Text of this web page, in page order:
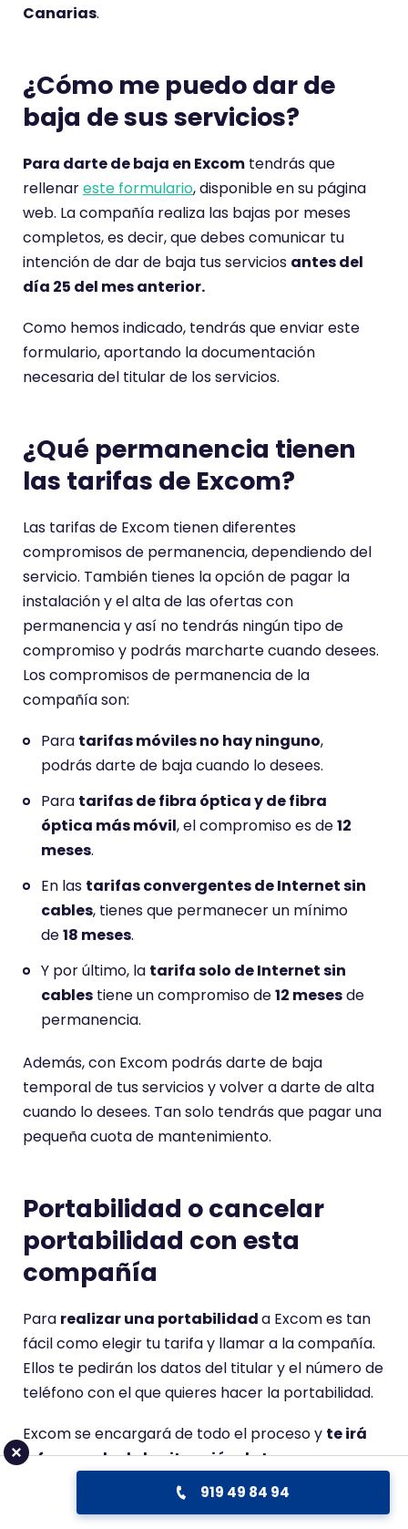
919 49 84 94
Canarias.
¿Cómo me puedo dar de
baja de sus servicios?
Para darte de baja en Excom tendrás que
rellenareste formulario, disponible en su página
web. La compañía realiza las bajas por meses
completos, es decir, que debes comunicar tu
intención de dar de baja tus servicios antes del
día 25 del mes anterior.
Como hemos indicado, tendrás que enviar este
formulario, aportando la documentación
necesaria del titular de los servicios.
¿Qué permanencia tienen
las tarifas de Excom?
Las tarifas de Excom tienen diferentes
compromisos de permanencia, dependiendo del
servicio. También tienes la opción de pagar la
instalación y el alta de las ofertas con
permanencia y así no tendrás ningún tipo de
compromiso y podrás marcharte cuando desees.
Los compromisos de permanencia de la
compañía son:
Para tarifas móviles no hay ninguno,
podrás darte de baja cuando lo desees.
Para tarifas de fibra óptica y de fibra
óptica más móvil, el compromiso es de12
meses.
En las tarifas convergentes de Internet sin
cables, tienes que permanecer un mínimo
de18 meses.
Y por último, la tarifa solo de Internet sin
cables tiene un compromiso de12 mesesde
permanencia.
Además, con Excom podrás darte de baja
temporal de tus servicios y volver a darte de alta
cuando lo desees. Tan solo tendrás que pagar una
pequeña cuota de mantenimiento.
Portabilidad o cancelar
portabilidad con esta
compañía
Para realizar una portabilidada Excom es tan
fácil como elegir tu tarifa y llamar a la compañía.
Ellos te pedirán los datos del titular y el número de
teléfono con el que quieres hacer la portabilidad.
Excom se encargará de todo el proceso y te irá
informando de la situación de tu
hasta que esté dada de alta. En
caso de que quieras cancelar la portabilidad,